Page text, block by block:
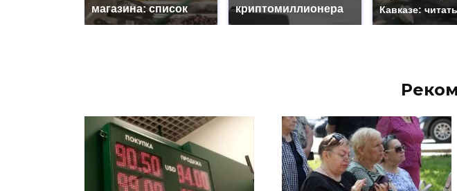
магазина: список
криптомиллионера
Кавказе: